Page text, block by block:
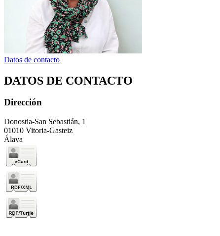
Datos de contacto
DATOS DE CONTACTO
Dirección
Donostia-San Sebastián, 1
01010 Vitoria-Gasteiz
Álava